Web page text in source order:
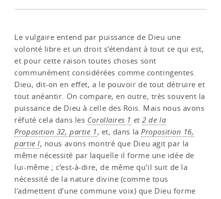
Le vulgaire entend par puissance de Dieu une
volonté libre et un droit s’étendant à tout ce qui est,
et pour cette raison toutes choses sont
communément considérées comme contingentes.
Dieu, dit-on en effet, a le pouvoir de tout détruire et
tout anéantir. On compare, en outre, très souvent la
puissance de Dieu à celle des Rois. Mais nous avons
réfuté cela dans les Corollaires 1 et2 de la
Proposition 32, partie 1, et, dans laProposition 16,
partie I, nous avons montré que Dieu agit par la
même nécessité par laquelle il forme une idée de
lui-même ; c’est-à-dire, de même qu’il suit de la
nécessité de la nature divine (comme tous
l’admettent d’une commune voix) que Dieu forme